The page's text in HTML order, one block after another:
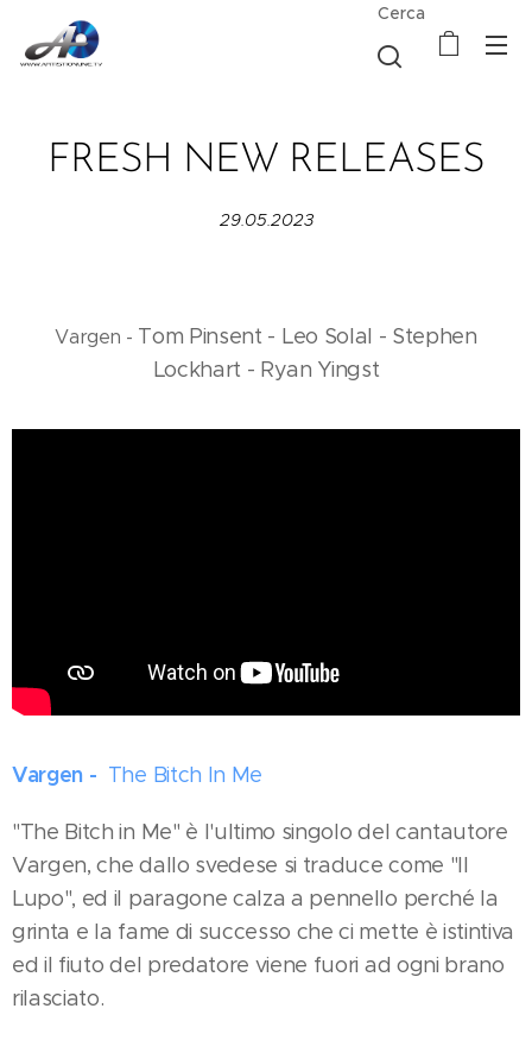
Cerca
FRESH NEW RELEASES
29.05.2023
Vargen - Tom Pinsent - Leo Solal - Stephen
Lockhart - Ryan Yingst
Vargen - The Bitch In Me
"The Bitch in Me" è l'ultimo singolo del cantautore
Vargen, che dallo svedese si traduce come "Il
Lupo", ed il paragone calza a pennello perché la
grinta e la fame di successo che ci mette è istintiva
ed il fiuto del predatore viene fuori ad ogni brano
rilasciato.